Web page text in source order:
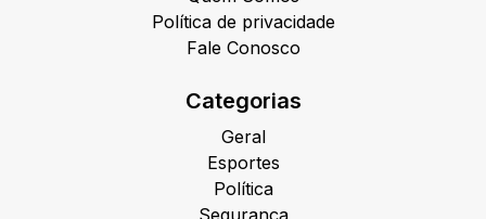
Política de privacidade
Fale Conosco
Categorias
Geral
Esportes
Política
Segurança